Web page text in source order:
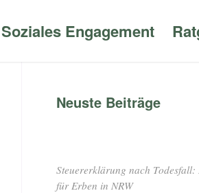
Soziales Engagement
Neuste Beiträge
Steuererklärung nach Todesfall:
für Erben in NRW